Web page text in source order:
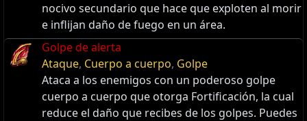
nocivo secundario que hace que exploten al morir
e inflijan daño de fuego en un área.
Golpe de alerta
Ataque, Cuerpo a cuerpo, Golpe
Ataca a los enemigos con un poderoso golpe
cuerpo a cuerpo que otorga Fortificación, la cual
reduce el daño que recibes de los golpes. Puedes